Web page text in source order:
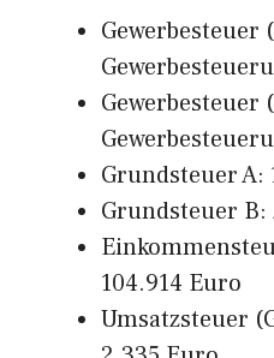
Gewerbesteuer
Gewerbesteuer
Grundsteuer A:
Grundsteuer
104.914 Euro
Umsatzsteuer